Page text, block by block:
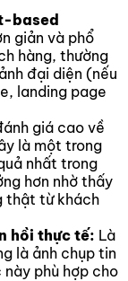
based
giản và phổ
hàng, thường
đại diện (nếu
landing page
giá cao về
là một trong
nhất trong
hơn nhờ thấy
thật từ khách
hồi thực tế: Là
là ảnh chụp tin
phù hợp cho